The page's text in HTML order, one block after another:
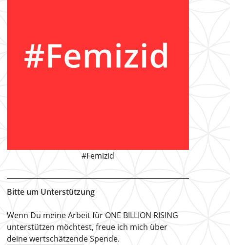
#Femizid
Bitte um Unterstützung
Wenn Du meine Arbeit für ONE BILLION RISING
unterstützen möchtest, freue ich mich über
deine wertschätzende Spende.